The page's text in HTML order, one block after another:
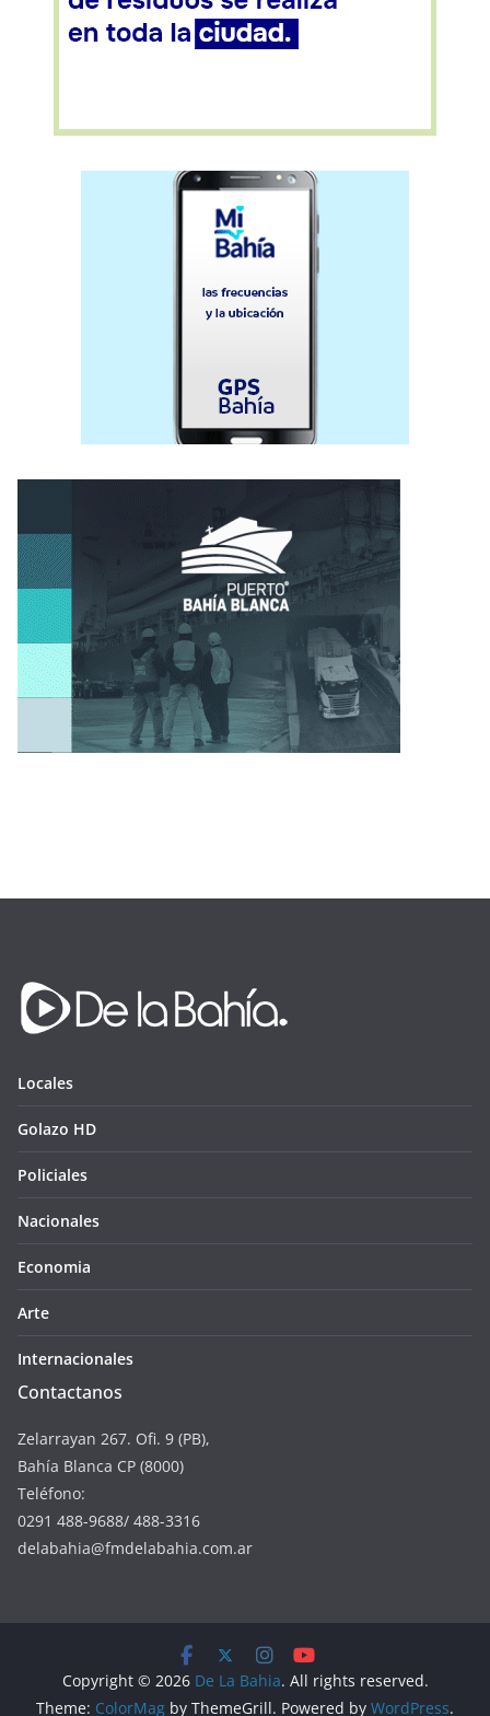
Locales
Golazo HD
Policiales
Nacionales
Economia
Arte
Internacionales
Contactanos
Zelarrayan 267. Ofi. 9 (PB),
Bahía Blanca CP (8000)
Teléfono:
0291 488-9688/ 488-3316
delabahia@fmdelabahia.com.ar
Copyright © 2026 De La Bahia. All rights reserved.
Theme: ColorMag by ThemeGrill. Powered by WordPress.